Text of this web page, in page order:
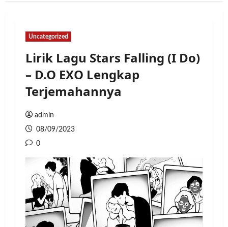
Uncategorized
Lirik Lagu Stars Falling (I Do)
– D.O EXO Lengkap
Terjemahannya
admin
08/09/2023
0